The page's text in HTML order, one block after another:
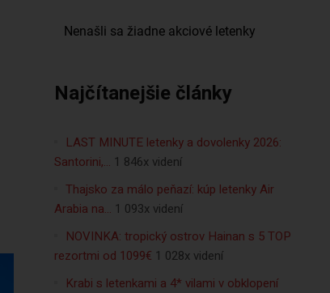
Najčítanejšie články
LAST MINUTE letenky a dovolenky 2026:
Santorini,… 1 846x videní
Thajsko za málo peňazí: kúp letenky Air
Arabia na… 1 093x videní
NOVINKA: tropický ostrov Hainan s 5 TOP
rezortmi od 1099€ 1 028x videní
Krabi s letenkami a 4* vilami v obklopení